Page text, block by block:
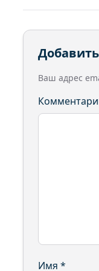
Ваш адрес
Имя *